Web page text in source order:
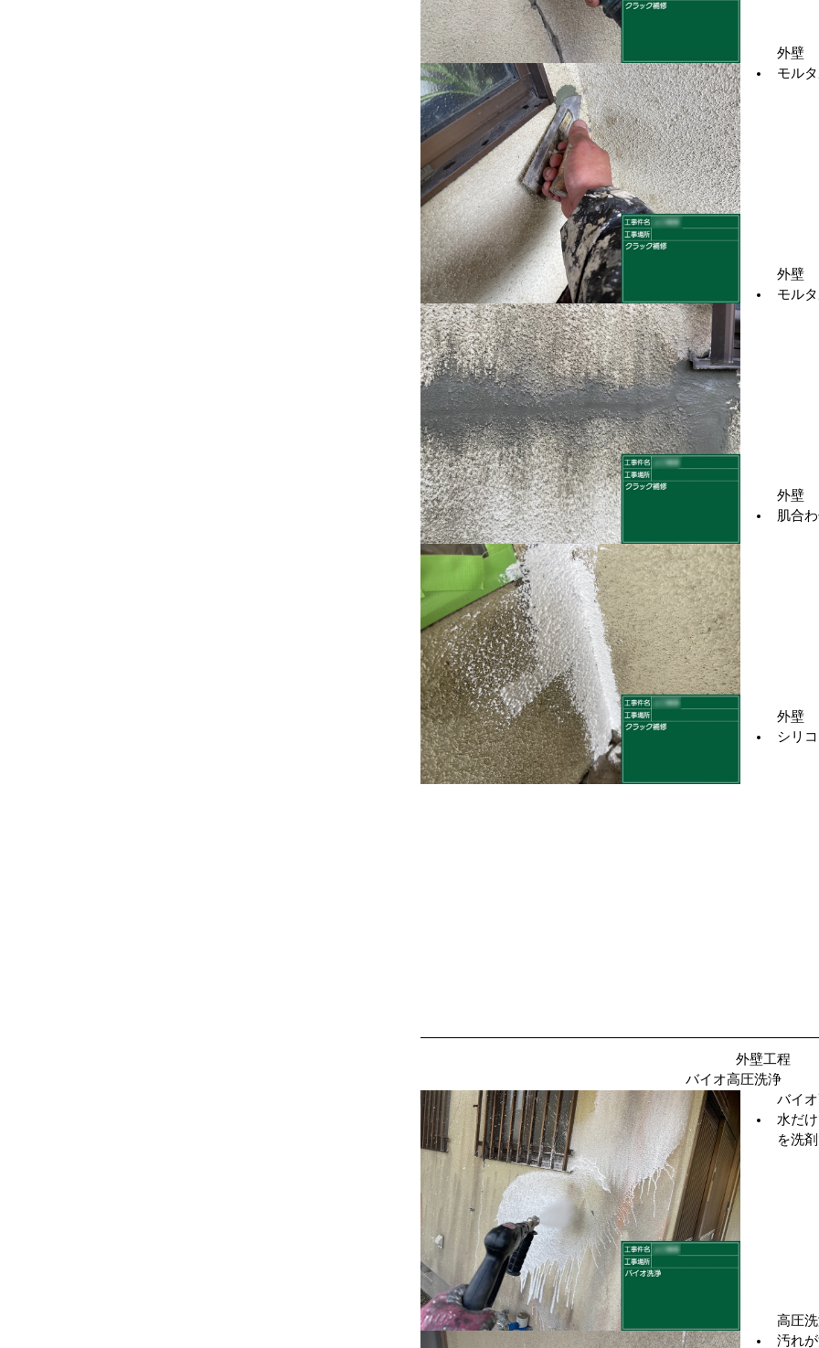
外壁
モル
外壁
モル
外壁
肌合
外壁
シリ
外壁工程
バイオ高圧洗浄
バイ
水だ
を洗
高圧
汚れ